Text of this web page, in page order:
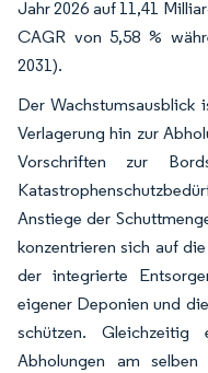
Jahr 2026 auf 11,41
CAGR von 5,58 %
2031).
Der Wachstumsausblick
Verlagerung hin zur
Vorschriften zur
Anstiege der
konzentrieren sich auf
der integrierte
eigener Deponien und
schützen. Gleichzeitig
Abholungen am